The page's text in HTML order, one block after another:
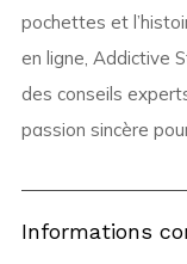
pochettes et
en ligne, Addictive
des conseils
passion sincère
Informations